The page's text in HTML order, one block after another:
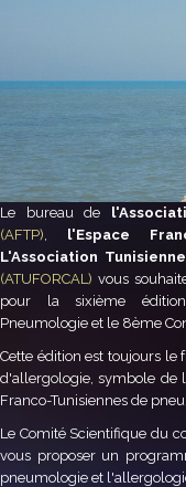
Le bureau de
(AFTP)
l'Espace
L'Association
(ATUFORCAL) vous
pour la sixième édition
Pneumologie et le 8ème
Cette édition est toujours
d'allergologie, symbole de
Franco-Tunisiennes de
Le Comité Scientifique du
vous proposer un
pneumologie et